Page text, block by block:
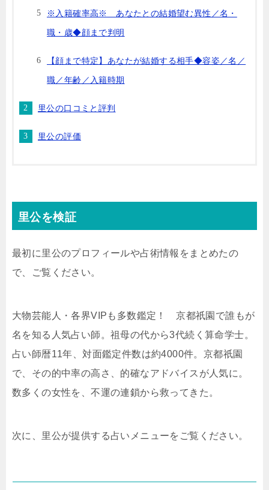
※入籍確率高※ あなたとの結婚望む異性／名・
職・歳◆顔まで判明
【顔まで特定】あなたが結婚する相手◆容姿／名／
職／年齢／入籍時期
里公の口コミと評判
里公の評価
里公を検証
最初に里公のプロフィールや占術情報をまとめたの
で、ご覧ください。
大物芸能人・各界VIPも多数鑑定！ 京都祇園で誰もが
名を知る人気占い師。祖母の代から3代続く算命学士。
占い師暦11年、対面鑑定件数は約4000件。京都祇園
で、その的中率の高さ、的確なアドバイスが人気に。
数多くの女性を、不運の連鎖から救ってきた。
次に、里公が提供する占いメニューをご覧ください。